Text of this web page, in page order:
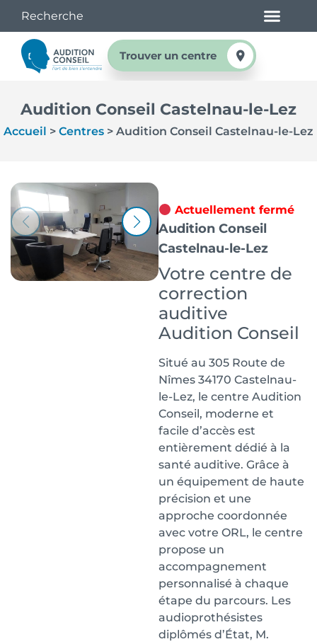
Trouver un centre
Audition Conseil Castelnau-le-Lez
Accueil > Centres > Audition Conseil Castelnau-le-Lez
Actuellement fermé
Audition Conseil
Castelnau-le-Lez
Votre centre de
correction
auditive
Audition Conseil
Situé au 305 Route de
Nîmes 34170 Castelnau-
le-Lez, le centre Audition
Conseil, moderne et
facile d’accès est
entièrement dédié à la
santé auditive. Grâce à
un équipement de haute
précision et une
approche coordonnée
avec votre ORL, le centre
propose un
accompagnement
personnalisé à chaque
étape du parcours. Les
audioprothésistes
diplômés d’État, M.